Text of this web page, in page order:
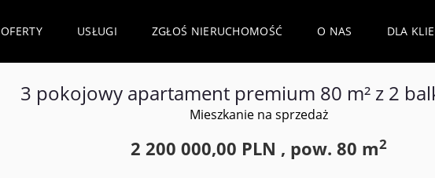
OFERTY USŁUGI ZGŁOŚ NIERUCHOMOŚĆ O NAS DLA
3 pokojowy apartament premium 80 m² z 2
Mieszkanie na sprzedaż
2 200 000,00 PLN , pow. 80 m2